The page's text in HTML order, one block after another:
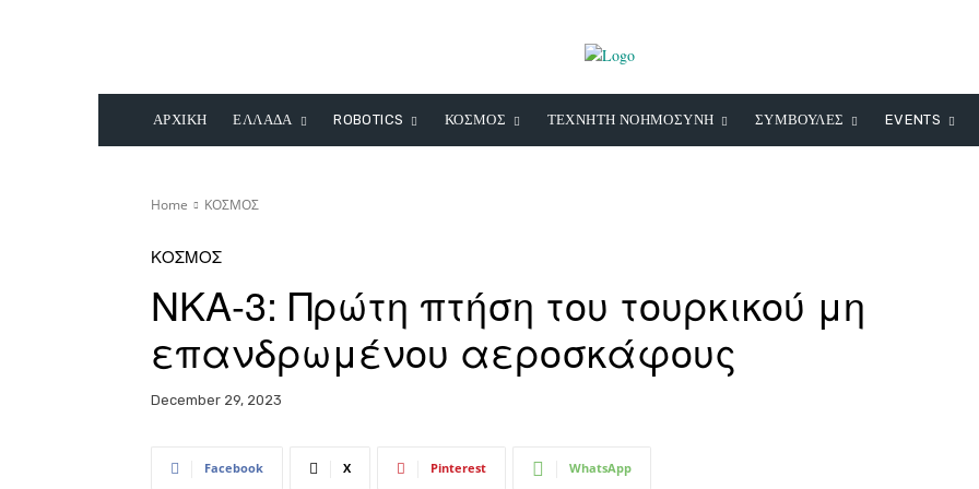
ΑΡΧΙΚΗ ΕΛΛΑΔΑ ROBOTICS ΚΟΣΜΟΣ ΤΕΧΝΗΤΗ ΝΟΗΜΟΣΥΝΗ ΣΥΜΒΟΥΛΕΣ EVENTS
Home ΚΟΣΜΟΣ
ΚΟΣΜΟΣ
NKA-3: Πρώτη πτήση του τουρκικού μη
επανδρωμένου αεροσκάφους
December 29, 2023
Facebook X Pinterest WhatsApp